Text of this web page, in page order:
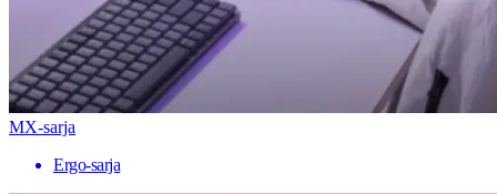
MX-sarja
Ergo-sarja